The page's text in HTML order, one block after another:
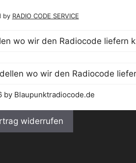
by RADIO CODE SERVICE
by Blaupunktradiocode.de
widerrufen